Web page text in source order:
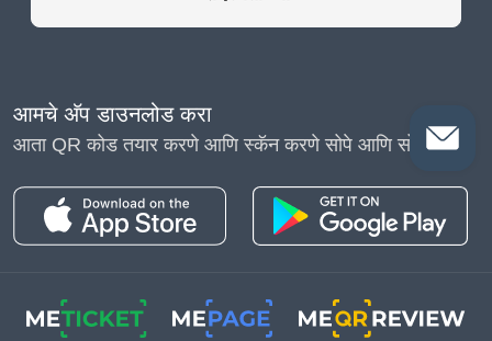
आमचे अ‍ॅप डाउनलोड करा
आता QR कोड तयार करणे आणि स्कॅन करणे सोपे आणि सोपे आहे!